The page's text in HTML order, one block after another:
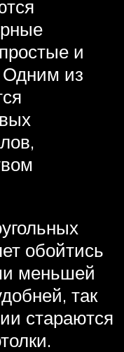
и
Одним из
обойтись
меньшей
так
стараются